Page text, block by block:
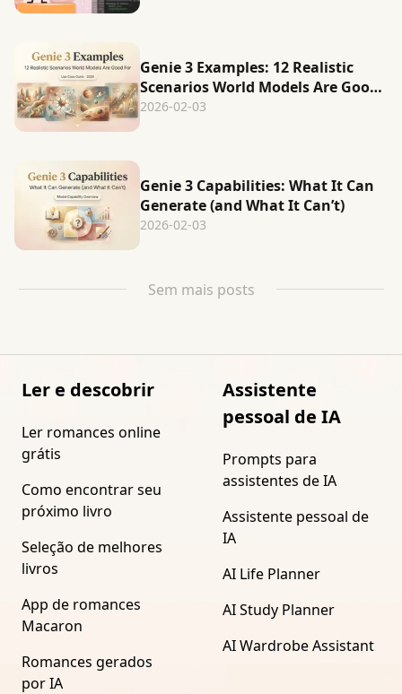
Genie 3 Examples: 12 Realistic
Scenarios World Models Are Good
For (2026)
2026-02-03
Genie 3 Capabilities: What It Can
Generate (and What It Can’t)
2026-02-03
Sem mais posts
Ler e descobrir
Ler romances online
grátis
Como encontrar seu
próximo livro
Seleção de melhores
livros
App de romances
Macaron
Romances gerados
por IA
Assistente
pessoal de IA
Prompts para
assistentes de IA
Assistente pessoal de
IA
AI Life Planner
AI Study Planner
AI Wardrobe Assistant